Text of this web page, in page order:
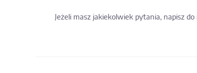
Jeżeli masz jakiekolwiek pytania, napisz do